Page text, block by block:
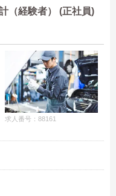
（経験者） (正社員)
求人番号：88161